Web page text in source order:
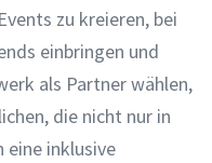
zu kreieren, bei
einbringen und
als Partner wählen,
die nicht nur in
eine inklusive